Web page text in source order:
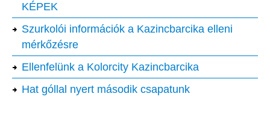
KÉPEK
Szurkolói információk a Kazincbarcika elleni
mérkőzésre
Ellenfelünk a Kolorcity Kazincbarcika
Hat góllal nyert második csapatunk